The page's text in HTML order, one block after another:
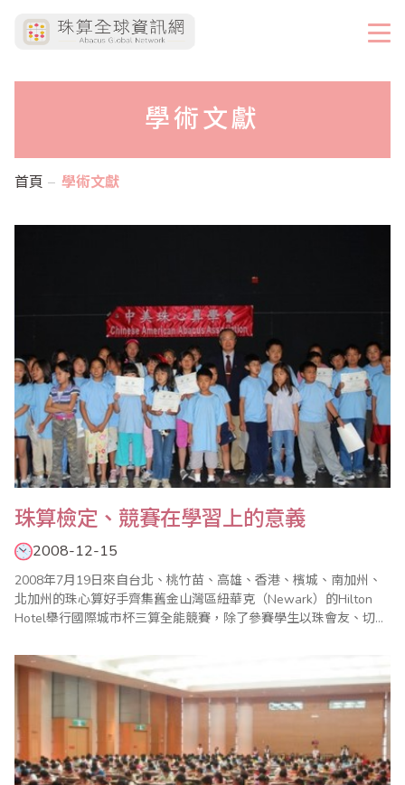
學術文獻
首頁 學術文獻
珠算檢定、競賽在學習上的意義
2008-12-15
2008年7月19日來自台北、桃竹苗、高雄、香港、檳城、南加州、
北加州的珠心算好手齊集舊金山灣區紐華克（Newark）的Hilton
Hotel舉行國際城市杯三算全能競賽，除了參賽學生以珠會友、切磋
和班級經營心得，意義重大，席間有人提及三算教學中，到底需不
需要檢定和競賽，引起作者的興趣，這兩種參雜有相當評鑑競爭壓
力的活動，到底「適..